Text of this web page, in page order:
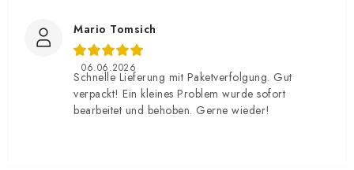
Mario Tomsich
06.06.2026
Schnelle Lieferung mit Paketverfolgung. Gut
verpackt! Ein kleines Problem wurde sofort
bearbeitet und behoben. Gerne wieder!